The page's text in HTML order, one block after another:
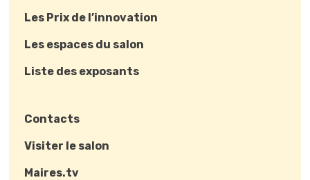
Les Prix de l’innovation
Les espaces du salon
Liste des exposants
Contacts
Visiter le salon
Maires.tv